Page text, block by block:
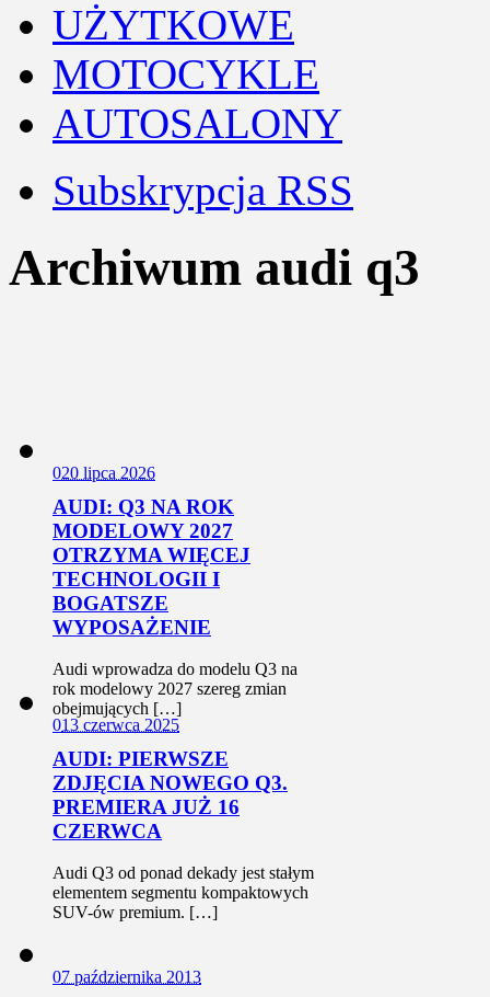
UŻYTKOWE
MOTOCYKLE
AUTOSALONY
Subskrypcja RSS
Archiwum audi q3
020 lipca 2026
AUDI: Q3 NA ROK
MODELOWY 2027
OTRZYMA WIĘCEJ
TECHNOLOGII I
BOGATSZE
WYPOSAŻENIE
Audi wprowadza do modelu Q3 na
rok modelowy 2027 szereg zmian
obejmujących […]
013 czerwca 2025
AUDI: PIERWSZE
ZDJĘCIA NOWEGO Q3.
PREMIERA JUŻ 16
CZERWCA
Audi Q3 od ponad dekady jest stałym
elementem segmentu kompaktowych
SUV-ów premium. […]
07 października 2013